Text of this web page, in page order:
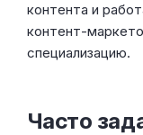
контента и
контент-
специализацию.
Часто